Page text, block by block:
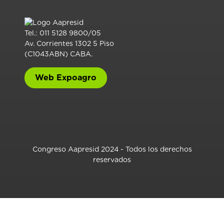
Tel.: 011 5128 9800/05
Av. Corrientes 1302 5 Piso
(C1043ABN) CABA.
Web Expoagro
Congreso Aapresid 2024 - Todos los derechos
reservados